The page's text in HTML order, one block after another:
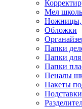
Мел
Ножницы,
Обложки
Папки
Папки для
Папки
Пеналы
Пакеты